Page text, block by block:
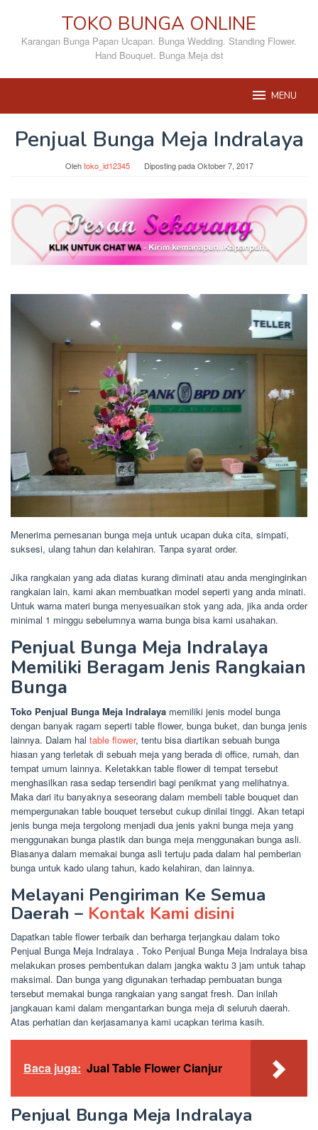
konten
TOKO BUNGA ONLINE
Karangan Bunga Papan Ucapan. Bunga Wedding. Standing Flower.
Hand Bouquet. Bunga Meja dst
MENU
Penjual Bunga Meja Indralaya
Olehtoko_id12345 Diposting padaOktober 7, 2017
Menerima pemesanan bunga meja untuk ucapan duka cita, simpati,
suksesi, ulang tahun dan kelahiran. Tanpa syarat order.
Jika rangkaian yang ada diatas kurang diminati atau anda menginginkan
rangkaian lain, kami akan membuatkan model seperti yang anda minati.
Untuk warna materi bunga menyesuaikan stok yang ada, jika anda order
minimal 1 minggu sebelumnya warna bunga bisa kami usahakan.
Penjual Bunga Meja Indralaya
Memiliki Beragam Jenis Rangkaian
Bunga
Toko Penjual Bunga Meja Indralaya memiliki jenis model bunga
dengan banyak ragam seperti table flower, bunga buket, dan bunga jenis
lainnya. Dalam hal table flower, tentu bisa diartikan sebuah bunga
hiasan yang terletak di sebuah meja yang berada di office, rumah, dan
tempat umum lainnya. Keletakkan table flower di tempat tersebut
menghasilkan rasa sedap tersendiri bagi penikmat yang melihatnya.
Maka dari itu banyaknya seseorang dalam membeli table bouquet dan
mempergunakan table bouquet tersebut cukup dinilai tinggi. Akan tetapi
jenis bunga meja tergolong menjadi dua jenis yakni bunga meja yang
menggunakan bunga plastik dan bunga meja menggunakan bunga asli.
Biasanya dalam memakai bunga asli tertuju pada dalam hal pemberian
bunga untuk kado ulang tahun, kado kelahiran, dan lainnya.
Melayani Pengiriman Ke Semua
Daerah – Kontak Kami disini
Dapatkan table flower terbaik dan berharga terjangkau dalam toko
Penjual Bunga Meja Indralaya . Toko Penjual Bunga Meja Indralaya bisa
melakukan proses pembentukan dalam jangka waktu 3 jam untuk tahap
maksimal. Dan bunga yang digunakan terhadap pembuatan bunga
tersebut memakai bunga rangkaian yang sangat fresh. Dan inilah
jangkauan kami dalam mengantarkan bunga meja di seluruh daerah.
Atas perhatian dan kerjasamanya kami ucapkan terima kasih.
Baca juga: Jual Table Flower Cianjur
Penjual Bunga Meja Indralaya